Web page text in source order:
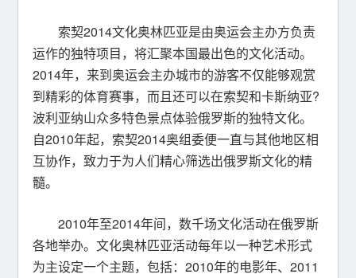
索契2014文化奥林匹亚是由奥运会主办方负责
运作的独特项目，将汇聚本国最出色的文化活动。
2014年，来到奥运会主办城市的游客不仅能够观赏
到精彩的体育赛事，而且还可以在索契和卡斯纳亚?
波利亚纳山众多特色景点体验俄罗斯的独特文化。
自2010年起，索契2014奥组委便一直与其他地区相
互协作，致力于为人们精心筛选出俄罗斯文化的精
髓。
2010年至2014年间，数千场文化活动在俄罗斯
各地举办。文化奥林匹亚活动每年以一种艺术形式
为主设定一个主题，包括：2010年的电影年、2011